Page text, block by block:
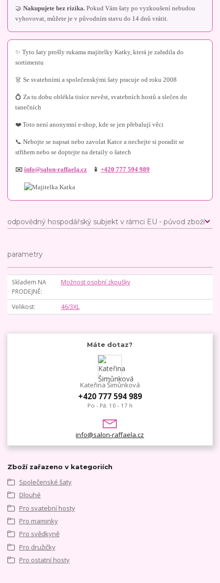
🤝 Nakupujete bez rizika. Pokud Vám šaty po vyzkoušení nebudou
vyhovovat, můžete je v původním stavu do 14 dnů vrátit.
✨ Tyto šaty prošly rukama majitelky Katky, která je zařadila do
sortimentu
👗 Se svatebními a společenskými šaty pracuje od roku 2008
💍 Za tu dobu oblékla tisíce nevěst, svatebních hostů a slečen do
tanečních
❤️ Toto není anonymní e-shop, kde se jen přebalují věci
📞 Nebojte se napsat nebo zavolat Katce a nechejte si poradit se
střihem nebo se doptejte na detaily o šatech
✉️ info@salon-raffaela.cz 📱 +420 777 594 989
odpovědný hospodářský subjekt v rámci EU - původ zboží
parametry
Skladem NA
PRODEJNĚ
Možnost osobní zkoušky
Velikost 46/3XL
Máte dotaz?
Kateřina Šimůnková
+420 777 594 989
Po - Pá: 10 - 17 h
info@salon-raffaela.cz
Zboží zařazeno v kategoriích
Společenské šaty
Dlouhé
Pro svatební hosty
Pro maminky
Pro svědkyně
Pro družičky
Pro ostatní hosty